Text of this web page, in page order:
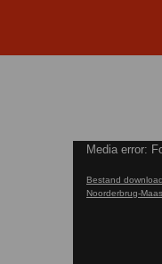
Videospeler
Media error:
Bestand
Noorderbrug-